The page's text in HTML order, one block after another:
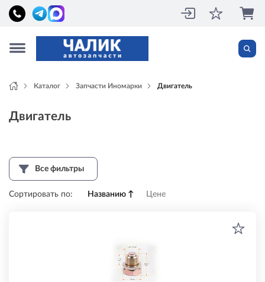
Каталог Запчасти Иномарки Двигатель
Двигатель
Все фильтры
Сортировать по: Названию ↑ Цене